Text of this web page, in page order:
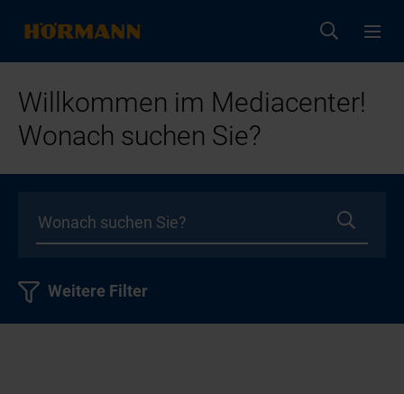
Willkommen im Mediacenter!
Wonach suchen Sie?
Weitere Filter